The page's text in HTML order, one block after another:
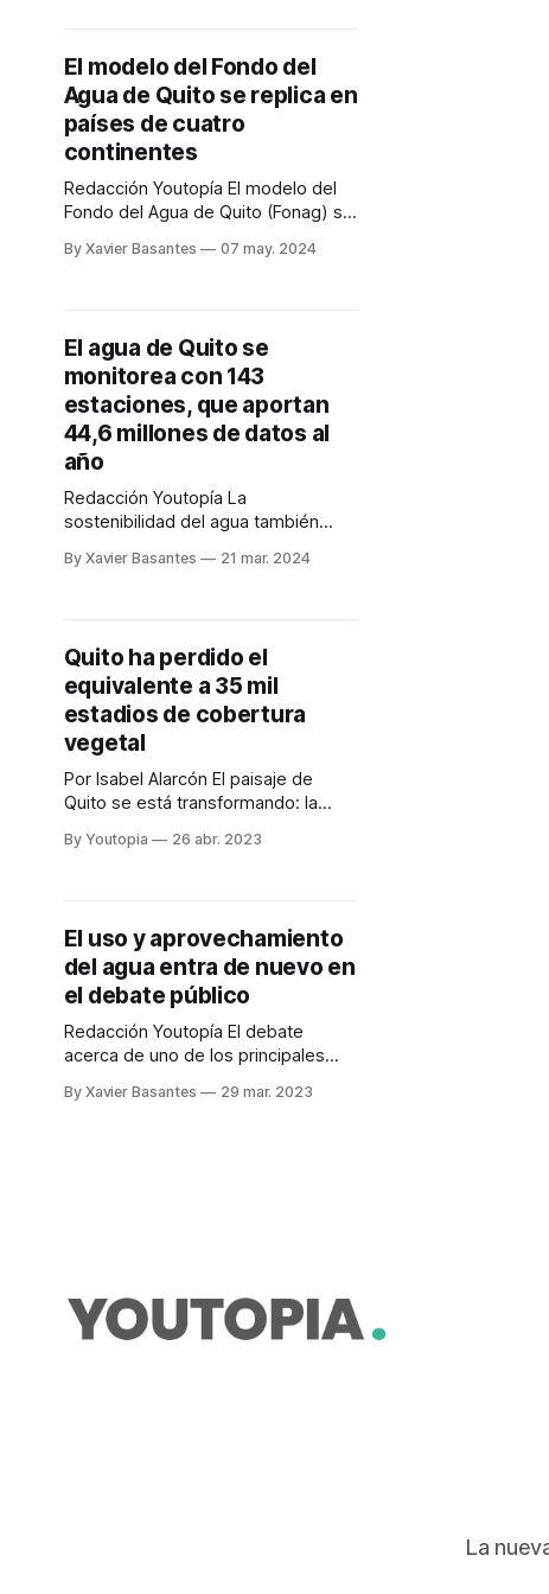
El modelo del Fondo del
Agua de Quito se replica en
países de cuatro
continentes
Redacción Youtopía El modelo del
Fondo del Agua de Quito (Fonag) se
continentes. Este fondo que se creó
destaca esta iniciativa, que se creó
durante la
By Xavier Basantes 07 may. 2024
El agua de Quito se
monitorea con 143
estaciones, que aportan
44,6 millones de datos al
año
Redacción Youtopía La
sostenibilidad del agua también
Distrito Metropolitano de Quito
estaciones hidrometereológicas se
distribuyen en: hidrológicas (33),
pluviométricas (63) y climatológicas
(47) y generan
By Xavier Basantes 21 mar. 2024
Quito ha perdido el
equivalente a 35 mil
estadios de cobertura
vegetal
Por Isabel Alarcón El paisaje de
Quito se está transformando: la
mientras la ganadería, la agricultura
páramos y los bosques montanos
son parte de las 26 000 hectáreas
de
By Youtopia 26 abr. 2023
El uso y aprovechamiento
del agua entra de nuevo en
el debate público
Redacción Youtopía El debate
acerca de uno de los principales
Estado ecuatoriano vuelve al
By Xavier Basantes 29 mar. 2023
La